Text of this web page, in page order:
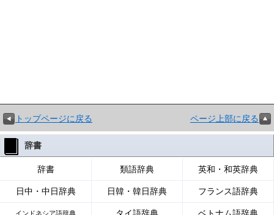
トップページに戻る ページ上部に戻る
辞書
辞書 類語辞典 英和・和英辞典
日中・中日辞典 日韓・韓日辞典 フランス語辞典
インドネシア語辞典